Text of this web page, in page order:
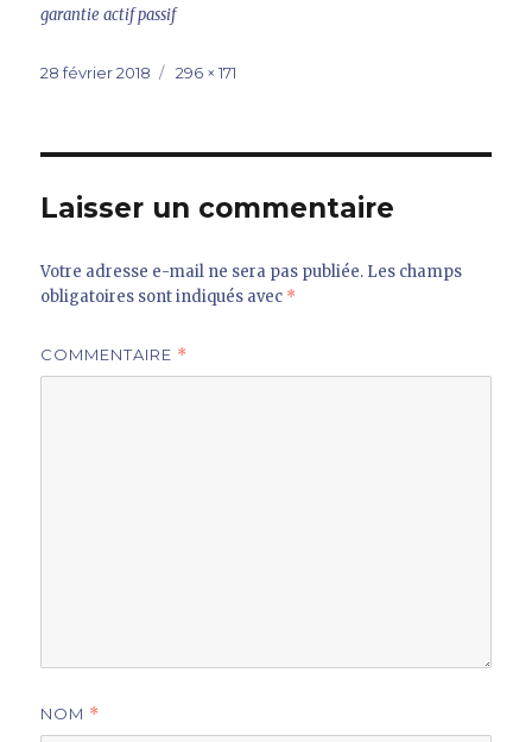
garantie actif passif
Publié
28 février 2018
Taille
296 × 171
Laisser un commentaire
Votre adresse e-mail ne sera pas publiée. Les champs
obligatoires sont indiqués avec *
COMMENTAIRE *
NOM *